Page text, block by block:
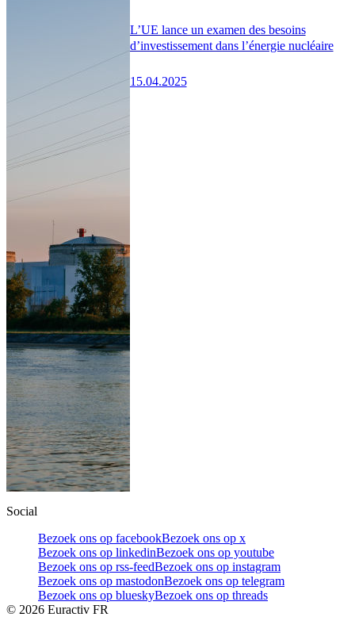
L’UE lance un examen des besoins
d’investissement dans l’énergie nucléaire
15.04.2025
Social
Bezoek ons op facebookBezoek ons op x
Bezoek ons op linkedinBezoek ons op youtube
Bezoek ons op rss-feedBezoek ons op instagram
Bezoek ons op mastodonBezoek ons op telegram
Bezoek ons op blueskyBezoek ons op threads
© 2026 Euractiv FR